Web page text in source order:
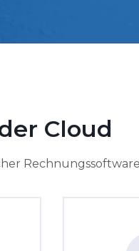
Cloud
Rechnungssoftware